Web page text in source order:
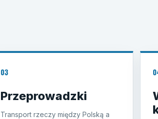
03
Przeprowadzki
Transport rzeczy między Polską a